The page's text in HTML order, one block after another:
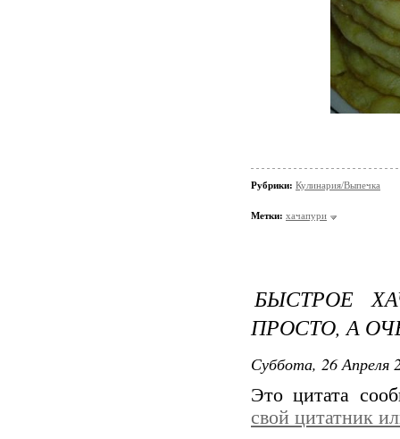
Рубрики: Кулинария/Выпечка
Метки: хачапури
БЫСТРОЕ
ПРОСТО, А
Суббота, 26 Апреля
Это цитата
свой цитатник